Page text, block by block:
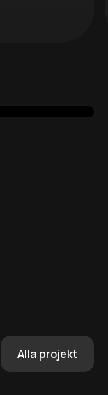
Alla projekt